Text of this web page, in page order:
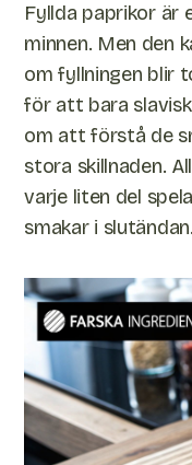
Fyllda paprikor är
minnen. Men den
om fyllningen blir
för att bara
om att förstå de
stora skillnaden.
varje liten del
smakar i slutändan.